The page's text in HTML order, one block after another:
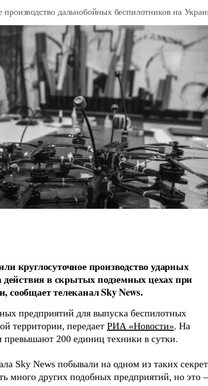
производство дальнобойных беспилотников на
круглосуточное производство ударных
действия в скрытых подземных цехах при
телеканал Sky News.
предприятий для выпуска беспилотных
территории, передает РИА «Новости». На
превышают 200 единиц техники в сутки.
Sky News побывали на одном из таких
много других подобных предприятий, но это –